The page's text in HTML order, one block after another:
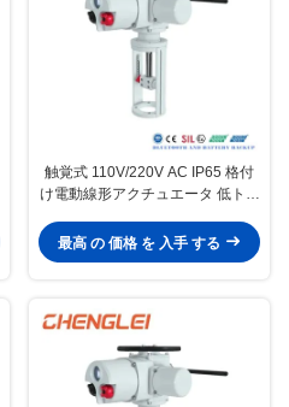
触覚式 110V/220V AC IP65 格付
け電動線形アクチュエータ 低トル
最高 の 価格 を 入手 する